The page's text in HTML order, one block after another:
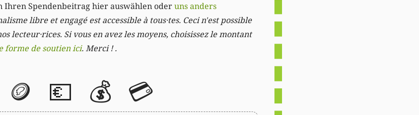
Spendenbeitrag hier auswählen oderuns anders
libre et engagé est accessible à tous·tes. Ceci n'est possible
lecteur·rices. Si vous en avez les moyens, choisissez le montant
forme de soutien ici. Merci ! .
🪙 💶 💰 💳